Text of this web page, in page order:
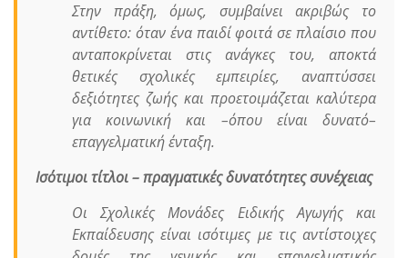
Στην πράξη, όμως, συμβαίνει ακριβώς το
αντίθετο: όταν ένα παιδί φοιτά σε πλαίσιο που
ανταποκρίνεται στις ανάγκες του, αποκτά
θετικές σχολικές εμπειρίες, αναπτύσσει
δεξιότητες ζωής και προετοιμάζεται καλύτερα
για κοινωνική και –όπου είναι δυνατό–
επαγγελματική ένταξη.
Ισότιμοι τίτλοι – πραγματικές δυνατότητες συνέχειας
Οι Σχολικές Μονάδες Ειδικής Αγωγής και
Εκπαίδευσης είναι ισότιμες με τις αντίστοιχες